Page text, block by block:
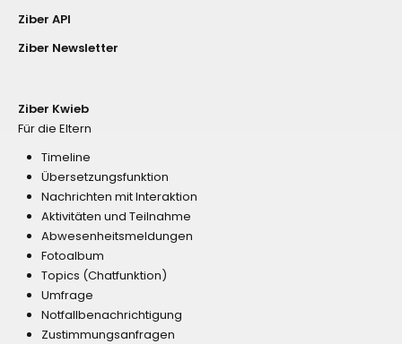
Ziber API
Ziber Newsletter
Ziber Kwieb
Für die Eltern
Timeline
Übersetzungsfunktion
Nachrichten mit Interaktion
Aktivitäten und Teilnahme
Abwesenheitsmeldungen
Fotoalbum
Topics (Chatfunktion)
Umfrage
Notfallbenachrichtigung
Zustimmungsanfragen